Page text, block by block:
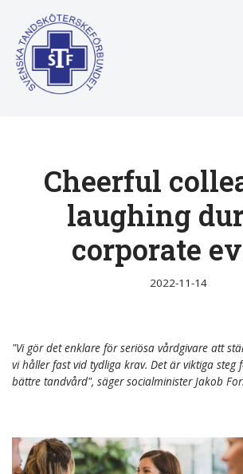
Hoppa
till
innehåll
Cheerful
laughing
corporate
2022-11-14
"Vi gör det enklare för seriösa vårdgivare att
vi håller fast vid tydliga krav. Det är viktiga steg
bättre tandvård", säger socialminister Jakob